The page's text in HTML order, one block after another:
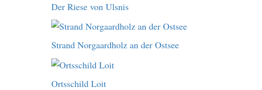
Der Riese von Ulsnis
Strand Norgaardholz an der Ostsee
Ortsschild Loit